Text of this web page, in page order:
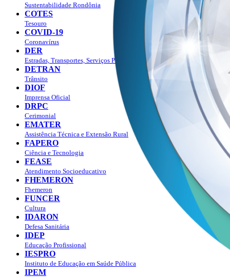
Sustentabilidade Rondônia
COTES
Tesouro
COVID-19
Coronavírus
DER
Estradas, Transportes, Serviços Públicos
DETRAN
Trânsito
DIOF
Imprensa Oficial
DRPC
Cerimonial
EMATER
Assistência Técnica e Extensão Rural
FAPERO
Ciência e Tecnologia
FEASE
Atendimento Socioeducativo
FHEMERON
Fhemeron
FUNCER
Cultura
IDARON
Defesa Sanitária
IDEP
Educação Profissional
IESPRO
Instituto de Educação em Saúde Pública
IPEM